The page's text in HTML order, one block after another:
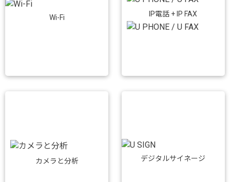
Wi-Fi IP電話 + IP FAX
カメラと分析 デジタルサイネージ